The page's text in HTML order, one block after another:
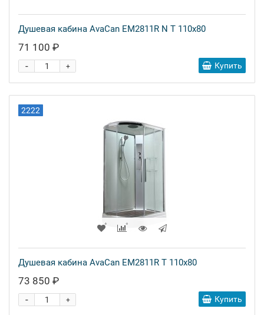
Душевая кабина AvaCan EM2811R N T 110x80
71 100 ₽
+
- Купить
2222
Душевая кабина AvaCan EM2811R T 110x80
73 850 ₽
+
- Купить